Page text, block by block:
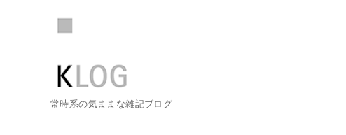
常時系の気ままな雑記ブログ